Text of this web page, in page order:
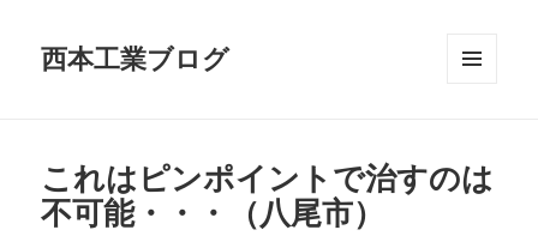
西本工業ブログ
これはピンポイントで治すのは
不可能・・・（八尾市）